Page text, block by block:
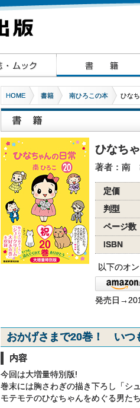
HOME 書籍 南ひろこの本 ひな
ひなち
著者：南
定価
判型
ページ数
ISBN
以下のオ
発売日
おかげさまで20巻！ いつ
内容
今回は大増量特別版!
巻末には胸さわぎの描き下ろし「シ
モテモテのひなちゃんをめぐる男た